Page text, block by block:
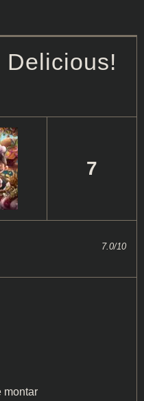
Delicious!
7
7.0/10
montar